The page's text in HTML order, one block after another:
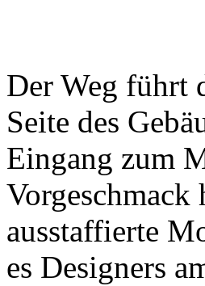
Der Weg führt
Seite des
Eingang zum
ausstaffierte
es Designers